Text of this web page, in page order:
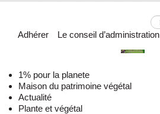
Adhérer Le conseil d’administration
1% pour la planete
Maison du patrimoine végétal
Actualité
Plante et végétal